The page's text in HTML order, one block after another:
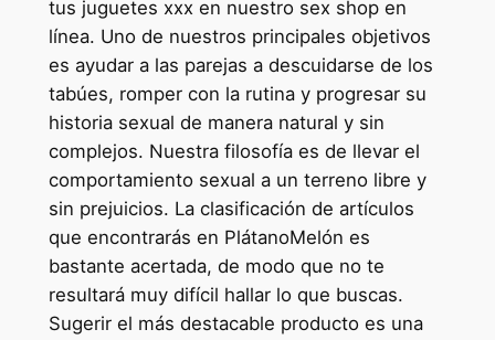
tus juguetes xxx en nuestro sex shop en
línea. Uno de nuestros principales objetivos
es ayudar a las parejas a descuidarse de los
tabúes, romper con la rutina y progresar su
historia sexual de manera natural y sin
complejos. Nuestra filosofía es de llevar el
comportamiento sexual a un terreno libre y
sin prejuicios. La clasificación de artículos
que encontrarás en PlátanoMelón es
bastante acertada, de modo que no te
resultará muy difícil hallar lo que buscas.
Sugerir el más destacable producto es una